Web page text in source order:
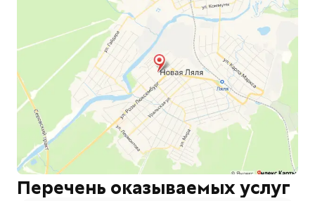
Перечень оказываемых услуг